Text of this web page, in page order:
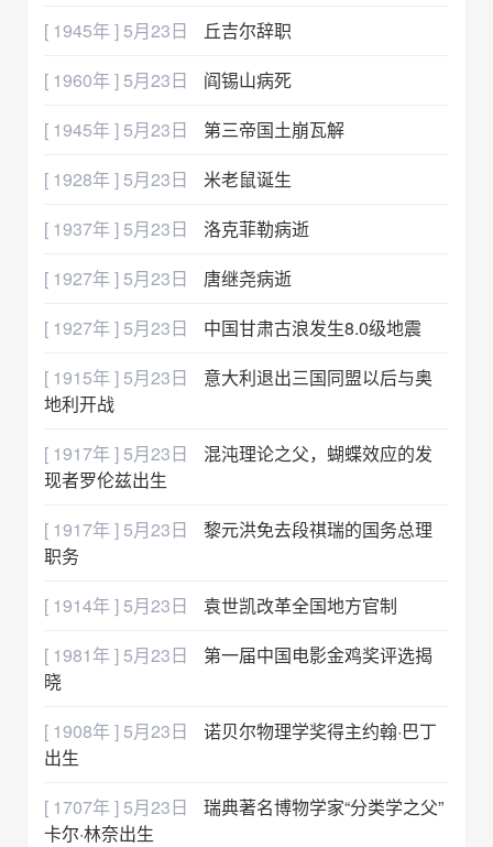
[ 1945年 ] 5月23日
丘吉尔辞职
[ 1960年 ] 5月23日
阎锡山病死
[ 1945年 ] 5月23日
第三帝国土崩瓦解
[ 1928年 ] 5月23日
米老鼠诞生
[ 1937年 ] 5月23日
洛克菲勒病逝
[ 1927年 ] 5月23日
唐继尧病逝
[ 1927年 ] 5月23日
中国甘肃古浪发生8.0级地震
[ 1915年 ] 5月23日
意大利退出三国同盟以后与奥
地利开战
[ 1917年 ] 5月23日
混沌理论之父，蝴蝶效应的发
现者罗伦兹出生
[ 1917年 ] 5月23日
黎元洪免去段祺瑞的国务总理
职务
[ 1914年 ] 5月23日
袁世凯改革全国地方官制
[ 1981年 ] 5月23日
第一届中国电影金鸡奖评选揭
晓
[ 1908年 ] 5月23日
诺贝尔物理学奖得主约翰·巴丁
出生
[ 1707年 ] 5月23日
瑞典著名博物学家“分类学之父”
卡尔·林奈出生